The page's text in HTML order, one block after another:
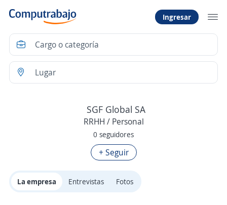
Ingresar
SGF Global SA
RRHH / Personal
0 seguidores
+ Seguir
La empresa Entrevistas Fotos